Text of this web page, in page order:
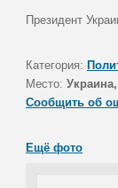
Президент
Категория:
Место:
Сообщить об
Ещё фото